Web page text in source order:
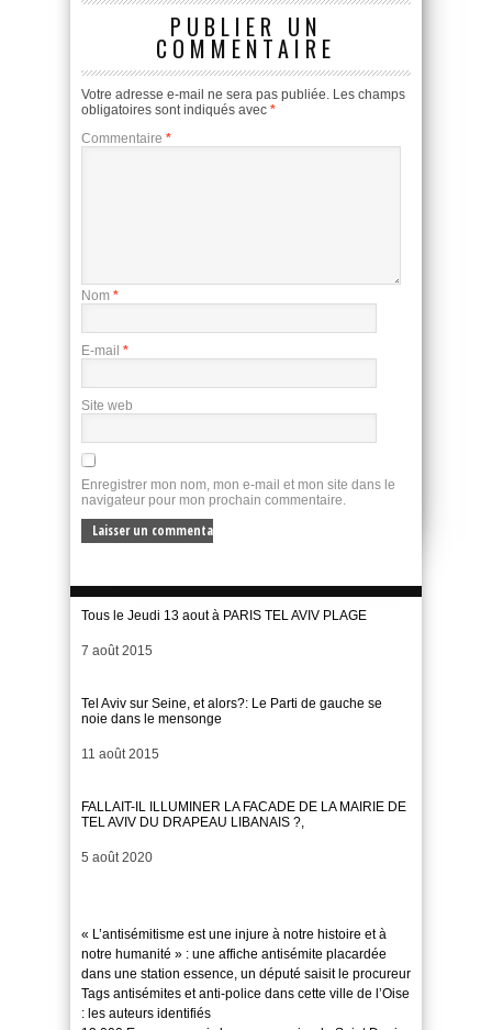
PUBLIER UN
COMMENTAIRE
Votre adresse e-mail ne sera pas publiée. Les champs
obligatoires sont indiqués avec *
Commentaire *
Nom *
E-mail *
Site web
Enregistrer mon nom, mon e-mail et mon site dans le
navigateur pour mon prochain commentaire.
Tous le Jeudi 13 aout à PARIS TEL AVIV PLAGE
Date
7 août 2015
Tel Aviv sur Seine, et alors?: Le Parti de gauche se
noie dans le mensonge
Date
11 août 2015
FALLAIT-IL ILLUMINER LA FACADE DE LA MAIRIE DE
TEL AVIV DU DRAPEAU LIBANAIS ?,
Date
5 août 2020
« L’antisémitisme est une injure à notre histoire et à
notre humanité » : une affiche antisémite placardée
dans une station essence, un député saisit le procureur
Tags antisémites et anti-police dans cette ville de l’Oise
: les auteurs identifiés